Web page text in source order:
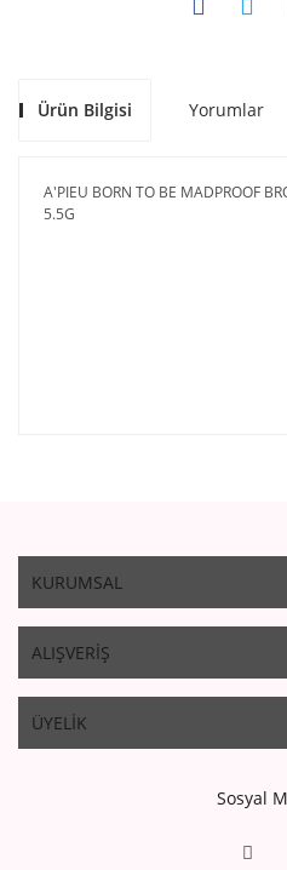
Ürün Bilgisi Yorumlar
A'PIEU BORN TO BE MADPROOF
5.5G
KURUMSAL
ALIŞVERİŞ
ÜYELİK
Sosyal